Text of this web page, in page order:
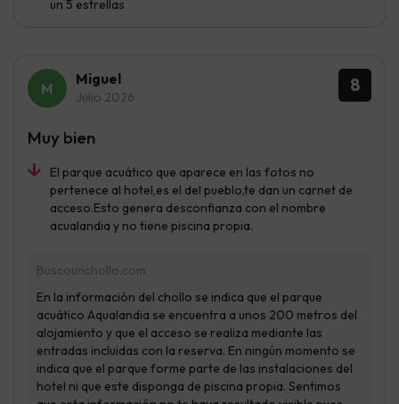
un 5 estrellas
8
Miguel
Julio 2026
El parque acuático que aparece en las fotos no
pertenece al hotel,es el del pueblo,te dan un carnet de
acceso.Esto genera desconfianza con el nombre
acualandia y no tiene piscina propia.
Muy bien